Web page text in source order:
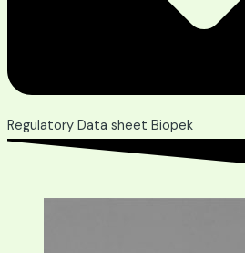
Regulatory Data sheet Biopek